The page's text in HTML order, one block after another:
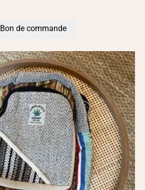
Bon de commande